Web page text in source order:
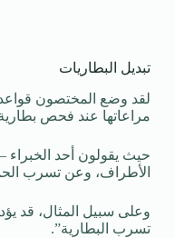
تبديل البطاريات
لقد وضع المختصون
مراعاتها عند فحص
حيث يقولون أحد
الأطراف، وعن تسرب
وعلى سبيل المثال، قد
تسرب البطارية”.